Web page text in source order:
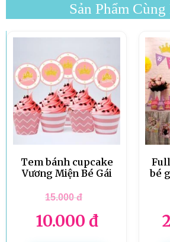
Sản Phẩm
Tem bánh cupcake
Vương Miện Bé Gái
15.000đ
10.000 đ
bé